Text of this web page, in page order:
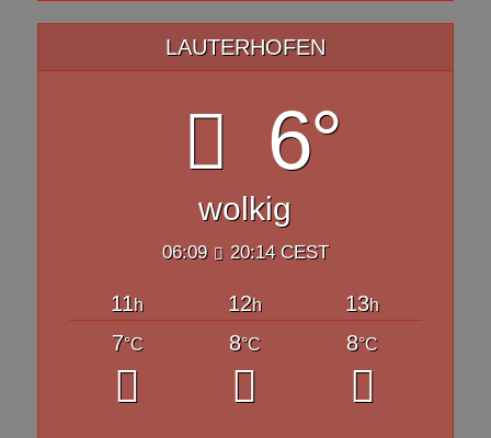
LAUTERHOFEN
6°
wolkig
06:09 20:14 CEST
11h 12h 13h
7°C 8°C 8°C